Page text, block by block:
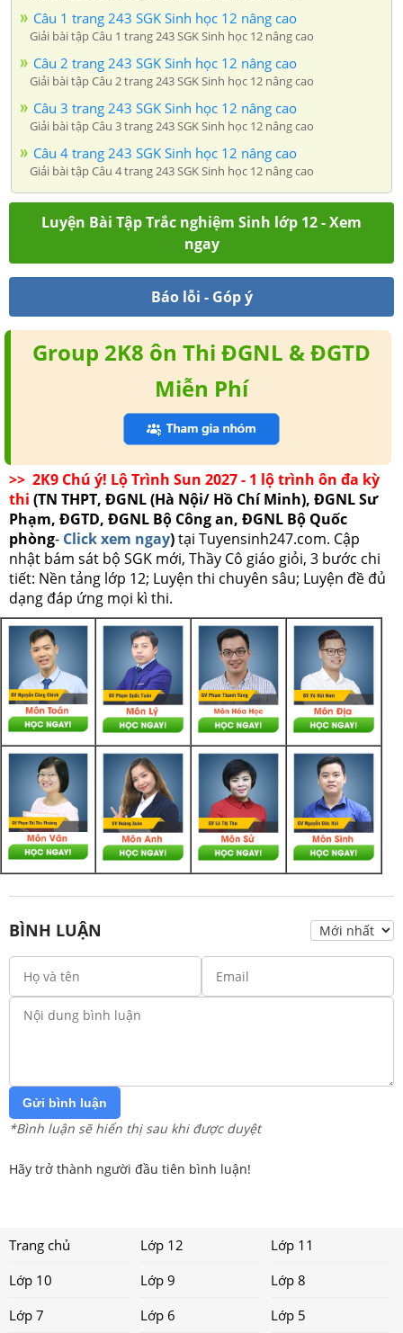
Câu 1 trang 243 SGK Sinh học 12 nâng cao
Giải bài tập Câu 1 trang 243 SGK Sinh học 12 nâng cao
Câu 2 trang 243 SGK Sinh học 12 nâng cao
Giải bài tập Câu 2 trang 243 SGK Sinh học 12 nâng cao
Câu 3 trang 243 SGK Sinh học 12 nâng cao
Giải bài tập Câu 3 trang 243 SGK Sinh học 12 nâng cao
Câu 4 trang 243 SGK Sinh học 12 nâng cao
Giải bài tập Câu 4 trang 243 SGK Sinh học 12 nâng cao
Luyện Bài Tập Trắc nghiệm Sinh lớp 12 - Xem
ngay
Báo lỗi - Góp ý
Group 2K8 ôn Thi ĐGNL & ĐGTD
Miễn Phí
>> 2K9 Chú ý! Lộ Trình Sun 2027 - 1 lộ trình ôn đa kỳ
thi (TN THPT, ĐGNL (Hà Nội/ Hồ Chí Minh), ĐGNL Sư
Phạm, ĐGTD, ĐGNL Bộ Công an, ĐGNL Bộ Quốc
phòng- Click xem ngay)tại Tuyensinh247.com. Cập
nhật bám sát bộ SGK mới, Thầy Cô giáo giỏi, 3 bước chi
tiết: Nền tảng lớp 12; Luyện thi chuyên sâu; Luyện đề đủ
dạng đáp ứng mọi kì thi.
BÌNH LUẬN
Gửi bình luận
*Bình luận sẽ hiển thị sau khi được duyệt
Hãy trở thành người đầu tiên bình luận!
Trang chủ Lớp 12
Lớp 11
Lớp 10
Lớp 9
Lớp 8
Lớp 7
Lớp 6 Lớp 5